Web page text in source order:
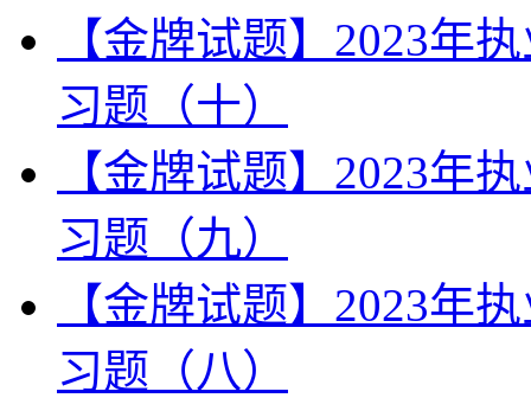
【金牌试题】2023年
习题（十）
【金牌试题】2023年
习题（九）
【金牌试题】2023年
习题（八）